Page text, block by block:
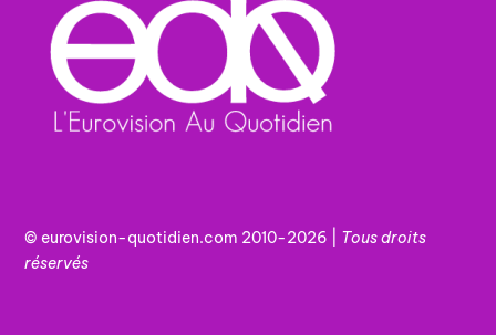
© eurovision-quotidien.com 2010-2026 | Tousdroits
réservés